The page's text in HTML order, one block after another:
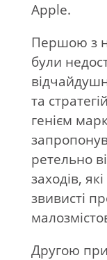
Apple.
Першою з
були
та
генієм
ретельно
заходів,
звивисті
Другою